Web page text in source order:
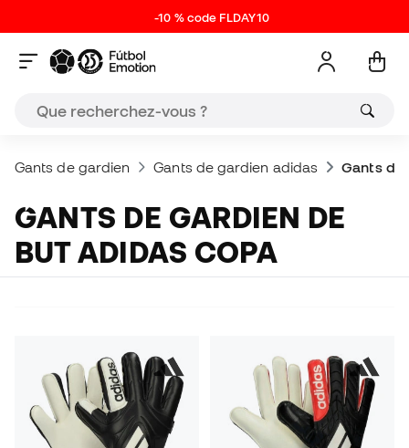
-10 % code FLDAY10
Gants de gardien Gants de gardien adidas Gants de
GANTS DE GARDIEN DE
BUT ADIDAS COPA